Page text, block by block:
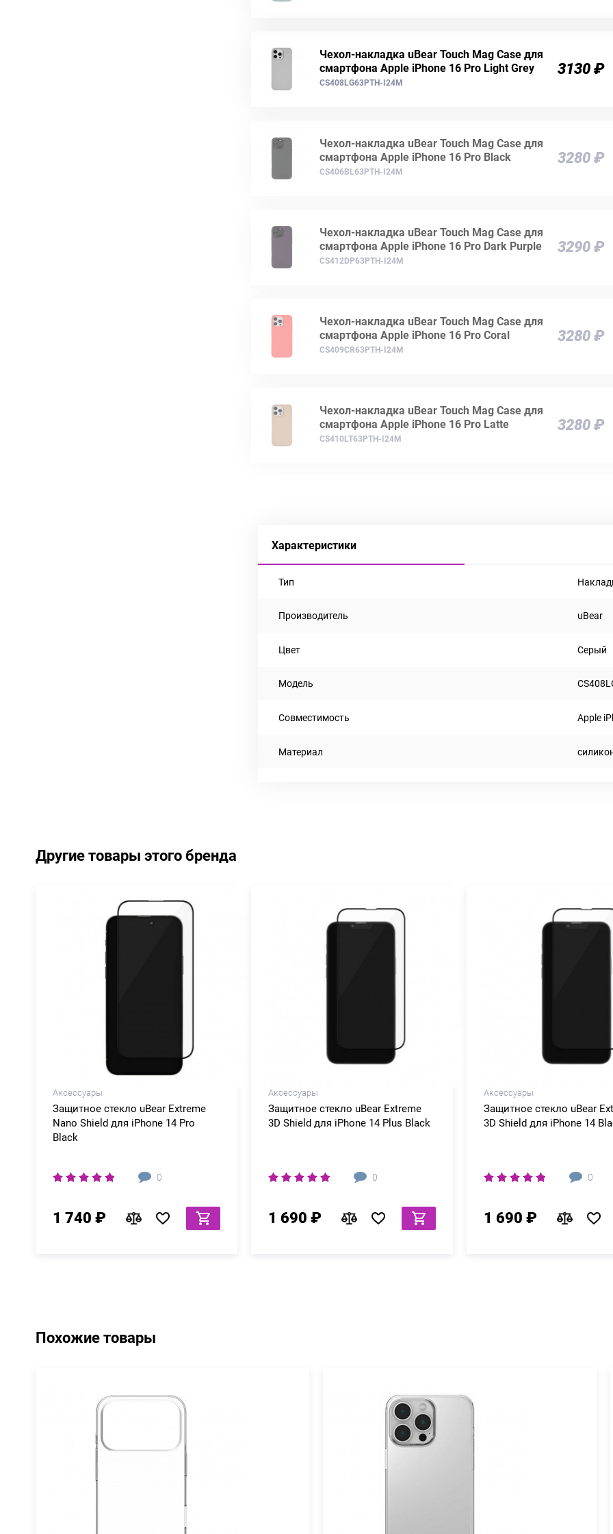
Чехол-накладка uBear Touch Mag Case для
смартфона Apple iPhone 16 Pro Light Grey
CS408LG63PTH-I24M
3130 ₽
Чехол-накладка uBear Touch Mag Case для
смартфона Apple iPhone 16 Pro Black
CS406BL63PTH-I24M
3280 ₽
Чехол-накладка uBear Touch Mag Case для
смартфона Apple iPhone 16 Pro Dark Purple
CS412DP63PTH-I24M
3290 ₽
Чехол-накладка uBear Touch Mag Case для
смартфона Apple iPhone 16 Pro Coral
CS409CR63PTH-I24M
3280 ₽
Чехол-накладка uBear Touch Mag Case для
смартфона Apple iPhone 16 Pro Latte
CS410LT63PTH-I24M
3280 ₽
Характеристики
Тип
Производитель uBear
Цвет Серый
Модель
Совместимость Apple
Материал
Другие товары этого бренда
Аксессуары
Защитное стекло uBear Extreme
Nano Shield для iPhone 14 Pro
Black
0
1 740 ₽
Аксессуары
Защитное стекло uBear Extreme
3D Shield для iPhone 14 Plus Black
0
1 690 ₽
Аксессуары
Защитное стекло uBear
3D Shield для iPhone 14
0
1 690 ₽
Похожие товары